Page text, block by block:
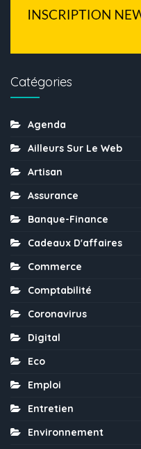
Catégories
Agenda
Ailleurs Sur Le Web
Artisan
Assurance
Banque-Finance
Cadeaux D'affaires
Commerce
Comptabilité
Coronavirus
Digital
Eco
Emploi
Entretien
Environnement